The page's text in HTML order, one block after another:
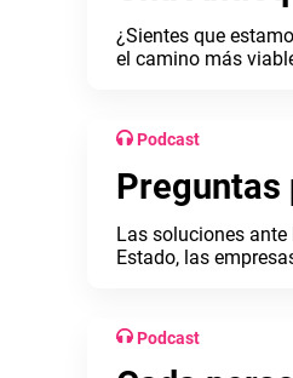
¿Sientes que
el camino más
Podcast
Preguntas
Las soluciones
Estado, las
Podcast